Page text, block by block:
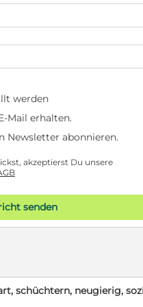
werden
Mail erhalten.
Newsletter abonnieren.
akzeptierst Du unsere
senden
schüchtern, neugierig,